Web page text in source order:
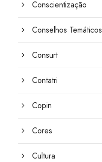
Conscientização
Conselhos Temáticos
Consurt
Contatri
Copin
Cores
Cultura